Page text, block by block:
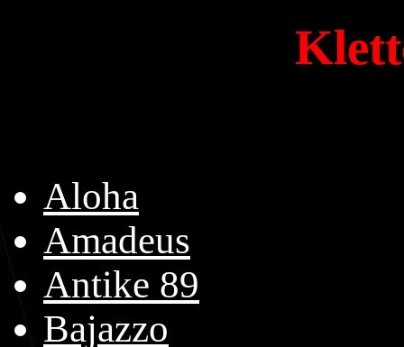
Aloha
Amadeus
Antike 89
Bajazzo